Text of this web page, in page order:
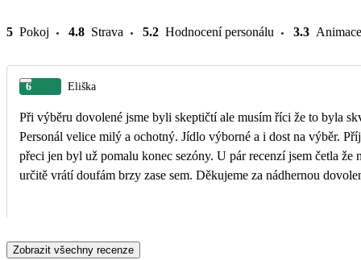
5 Pokoj 4.8 Strava 5.2 Hodnocení personálu 3.3 Animace
6 Eliška
Při výběru dovolené jsme byli skeptičtí ale musím říci že to byla
Personál velice milý a ochotný. Jídlo výborné a i dost na výběr.
přeci jen byl už pomalu konec sezóny. U pár recenzí jsem četla
určitě vrátí doufám brzy zase sem. Děkujeme za nádhernou
Zobrazit všechny recenze